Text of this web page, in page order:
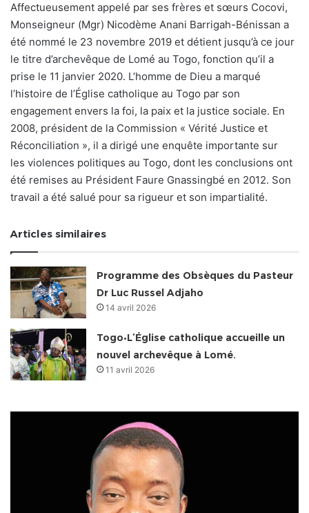
Affectueusement appelé par ses frères et sœurs Cocovi,
Monseigneur (Mgr) Nicodème Anani Barrigah-Bénissan a
été nommé le 23 novembre 2019 et détient jusqu’à ce jour
le titre d’archevêque de Lomé au Togo, fonction qu’il a
prise le 11 janvier 2020. L’homme de Dieu a marqué
l’histoire de l’Église catholique au Togo par son
engagement envers la foi, la paix et la justice sociale. En
2008, président de la Commission « Vérité Justice et
Réconciliation », il a dirigé une enquête importante sur
les violences politiques au Togo, dont les conclusions ont
été remises au Président Faure Gnassingbé en 2012. Son
travail a été salué pour sa rigueur et son impartialité.
Articles similaires
Programme des Obsèques du Pasteur
Dr Luc Russel Adjaho
14 avril 2026
Togo•L’Église catholique accueille un
nouvel archevêque à Lomé.
11 avril 2026